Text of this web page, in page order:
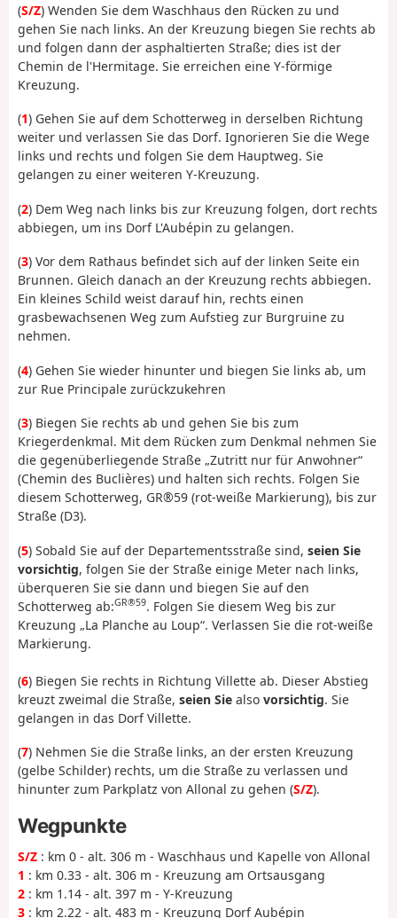
(S/Z) Wenden Sie dem Waschhaus den Rücken zu und
gehen Sie nach links. An der Kreuzung biegen Sie rechts ab
und folgen dann der asphaltierten Straße; dies ist der
Chemin de l'Hermitage. Sie erreichen eine Y-förmige
Kreuzung.
(1) Gehen Sie auf dem Schotterweg in derselben Richtung
weiter und verlassen Sie das Dorf. Ignorieren Sie die Wege
links und rechts und folgen Sie dem Hauptweg. Sie
gelangen zu einer weiteren Y-Kreuzung.
(2) Dem Weg nach links bis zur Kreuzung folgen, dort rechts
abbiegen, um ins Dorf L'Aubépin zu gelangen.
(3) Vor dem Rathaus befindet sich auf der linken Seite ein
Brunnen. Gleich danach an der Kreuzung rechts abbiegen.
Ein kleines Schild weist darauf hin, rechts einen
grasbewachsenen Weg zum Aufstieg zur Burgruine zu
nehmen.
(4) Gehen Sie wieder hinunter und biegen Sie links ab, um
zur Rue Principale zurückzukehren
(3) Biegen Sie rechts ab und gehen Sie bis zum
Kriegerdenkmal. Mit dem Rücken zum Denkmal nehmen Sie
die gegenüberliegende Straße „Zutritt nur für Anwohner“
(Chemin des Buclières) und halten sich rechts. Folgen Sie
diesem Schotterweg, GR®59 (rot-weiße Markierung), bis zur
Straße (D3).
(5) Sobald Sie auf der Departementsstraße sind, seien Sie
vorsichtig, folgen Sie der Straße einige Meter nach links,
überqueren Sie sie dann und biegen Sie auf den
Schotterweg ab:GR®59. Folgen Sie diesem Weg bis zur
Kreuzung „La Planche au Loup“. Verlassen Sie die rot-weiße
Markierung.
(6) Biegen Sie rechts in Richtung Villette ab. Dieser Abstieg
kreuzt zweimal die Straße, seien Sie also vorsichtig. Sie
gelangen in das Dorf Villette.
(7) Nehmen Sie die Straße links, an der ersten Kreuzung
(gelbe Schilder) rechts, um die Straße zu verlassen und
hinunter zum Parkplatz von Allonal zu gehen (S/Z).
Wegpunkte
S/Z : km 0 - alt. 306 m - Waschhaus und Kapelle von Allonal
1 : km 0.33 - alt. 306 m - Kreuzung am Ortsausgang
2 : km 1.14 - alt. 397 m - Y-Kreuzung
3 : km 2.22 - alt. 483 m - Kreuzung Dorf Aubépin